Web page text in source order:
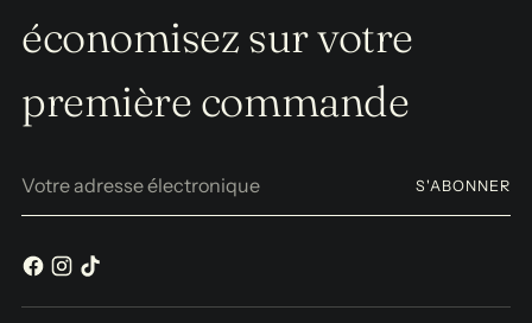
économisez sur votre
première commande
adresse
S'ABONNER